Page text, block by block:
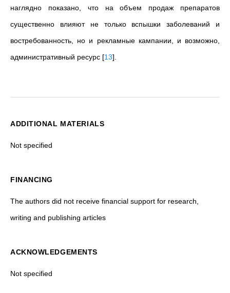
наглядно показано, что на объем продаж препаратов
существенно влияют не только вспышки заболеваний и
востребованность, но и рекламные кампании, и возможно,
административный ресурс [13]
ADDITIONAL MATERIALS
Not specified
FINANCING
The authors did not receive financial support for research,
writing and publishing articles
ACKNOWLEDGEMENTS
Not specified